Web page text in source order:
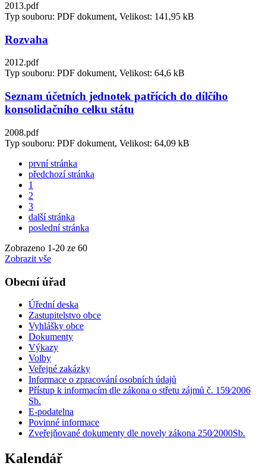
2013.pdf
Typ souboru: PDF dokument, Velikost: 141,95 kB
Rozvaha
2012.pdf
Typ souboru: PDF dokument, Velikost: 64,6 kB
Seznam účetních jednotek patřících do dílčího
konsolidačního celku státu
2008.pdf
Typ souboru: PDF dokument, Velikost: 64,09 kB
první stránka
předchozí stránka
1
2
3
další stránka
poslední stránka
Zobrazeno 1-20 ze 60
Zobrazit vše
Obecní úřad
Úřední deska
Zastupitelstvo obce
Vyhlášky obce
Dokumenty
Výkazy
Volby
Veřejné zakázky
Informace o zpracování osobních údajů
Přístup k informacím dle zákona o střetu zájmů č. 159⁄2006
Sb.
E-podatelna
Povinné informace
Zveřejňované dokumenty dle novely zákona 250⁄2000Sb.
Kalendář